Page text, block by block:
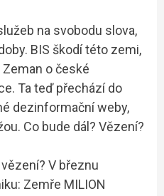
na svobodu slova,
BIS škodí této zemi,
o české
Ta teď přechází do
dezinformační weby,
Co bude dál? Vězení?
V březnu
Zemře MILION